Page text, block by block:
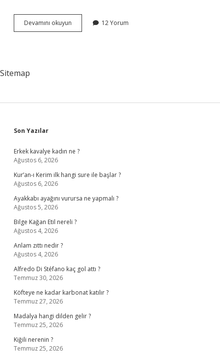
Devamını okuyun
Ruh
12 Yorum
Sitemap
Sidebar
Son Yazılar
Erkek kavalye kadın ne ?
Ağustos 6, 2026
Kur’an-ı Kerim ilk hangi sure ile başlar ?
Ağustos 6, 2026
Ayakkabı ayağını vurursa ne yapmalı ?
Ağustos 5, 2026
Bilge Kağan Etil nereli ?
Ağustos 4, 2026
Anlam zıttı nedir ?
Ağustos 4, 2026
Alfredo Di Stéfano kaç gol attı ?
Temmuz 30, 2026
Köfteye ne kadar karbonat katılır ?
Temmuz 27, 2026
Madalya hangi dilden gelir ?
Temmuz 25, 2026
Kiğili nerenin ?
Temmuz 25, 2026